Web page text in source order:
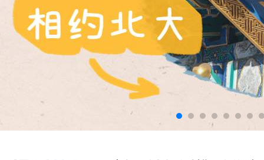
踏青游玩-好体质，